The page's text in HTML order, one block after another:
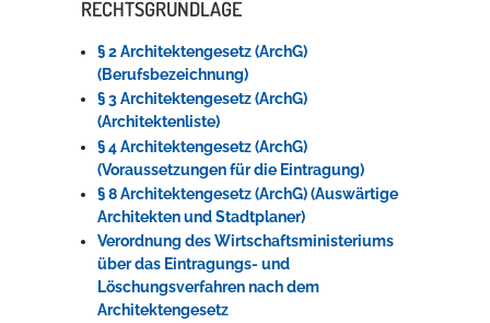
RECHTSGRUNDLAGE
§ 2 Architektengesetz (ArchG)
(Berufsbezeichnung)
§ 3 Architektengesetz (ArchG)
(Architektenliste)
§ 4 Architektengesetz (ArchG)
(Voraussetzungen für die Eintragung)
§ 8 Architektengesetz (ArchG) (Auswärtige
Architekten und Stadtplaner)
Verordnung des Wirtschaftsministeriums
über das Eintragungs- und
Löschungsverfahren nach dem
Architektengesetz